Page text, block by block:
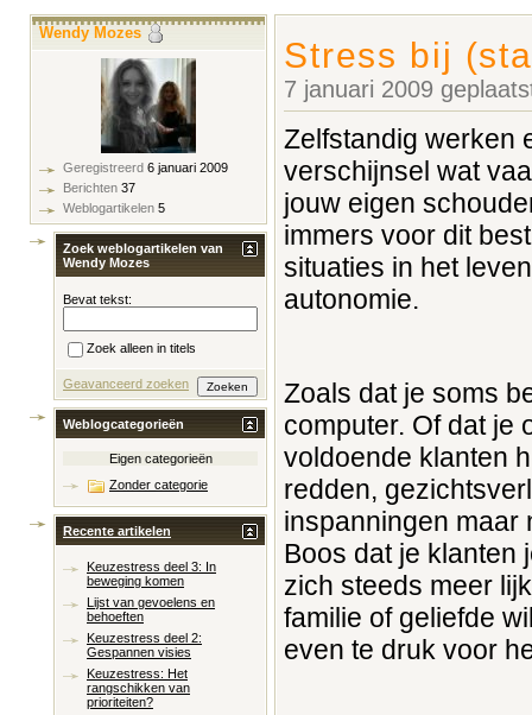
Stress bij
7 januari 2009
Zelfstandig werken
verschijnsel wat
jouw eigen
immers voor dit
situaties in het
autonomie.
Zoals dat je soms
computer. Of dat je
voldoende klanten
redden,
inspanningen maar
Boos dat je klanten
zich steeds meer
familie of geliefde
even te druk voor
Wendy Mozes
Geregistreerd 6 januari 2009
Berichten 37
Weblogartikelen 5
Zoek weblogartikelen van
Wendy Mozes
Bevat tekst:
Zoek alleen in titels
Geavanceerd zoeken
Weblogcategorieën
Eigen categorieën
Zonder categorie
Recente artikelen
Keuzestress deel 3: In
beweging komen
Lijst van gevoelens en
behoeften
Keuzestress deel 2:
Gespannen visies
Keuzestress: Het
rangschikken van
prioriteiten?